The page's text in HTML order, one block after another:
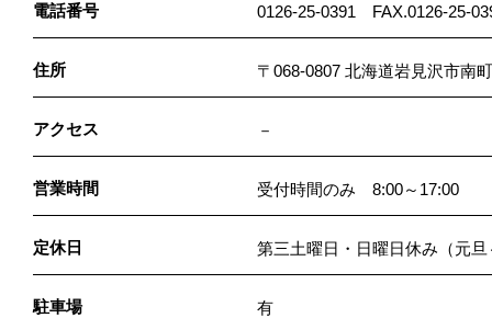
電話番号 0126-25-0391 FAX.0126-25-
住所 〒068-0807 北海道岩見沢市南
アクセス －
営業時間 受付時間のみ 8:00～17:00
定休日 第三土曜日・日曜日休み（元
駐車場 有